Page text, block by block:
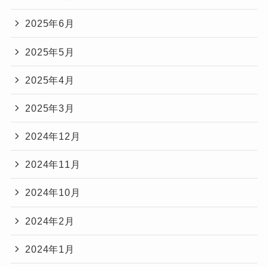
2025年6月
2025年5月
2025年4月
2025年3月
2024年12月
2024年11月
2024年10月
2024年2月
2024年1月